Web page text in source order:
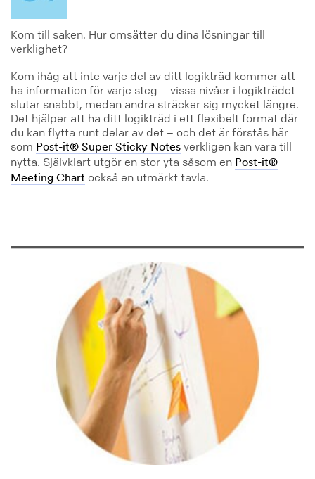
Kom till saken. Hur omsätter du dina lösningar till
verklighet?
Kom ihåg att inte varje del av ditt logikträd kommer att
ha information för varje steg – vissa nivåer i logikträdet
slutar snabbt, medan andra sträcker sig mycket längre.
Det hjälper att ha ditt logikträd i ett flexibelt format där
du kan flytta runt delar av det – och det är förstås här
som Post-it® Super Sticky Notes verkligen kan vara till
nytta. Självklart utgör en stor yta såsom en Post-it®
Meeting Chart också en utmärkt tavla.